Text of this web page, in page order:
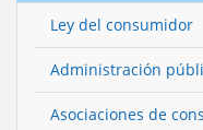
Ley del consumidor
Administración
Asociaciones de